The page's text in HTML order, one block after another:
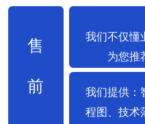
售
前
我们不仅懂
为您推
我们提供：
程图、技术